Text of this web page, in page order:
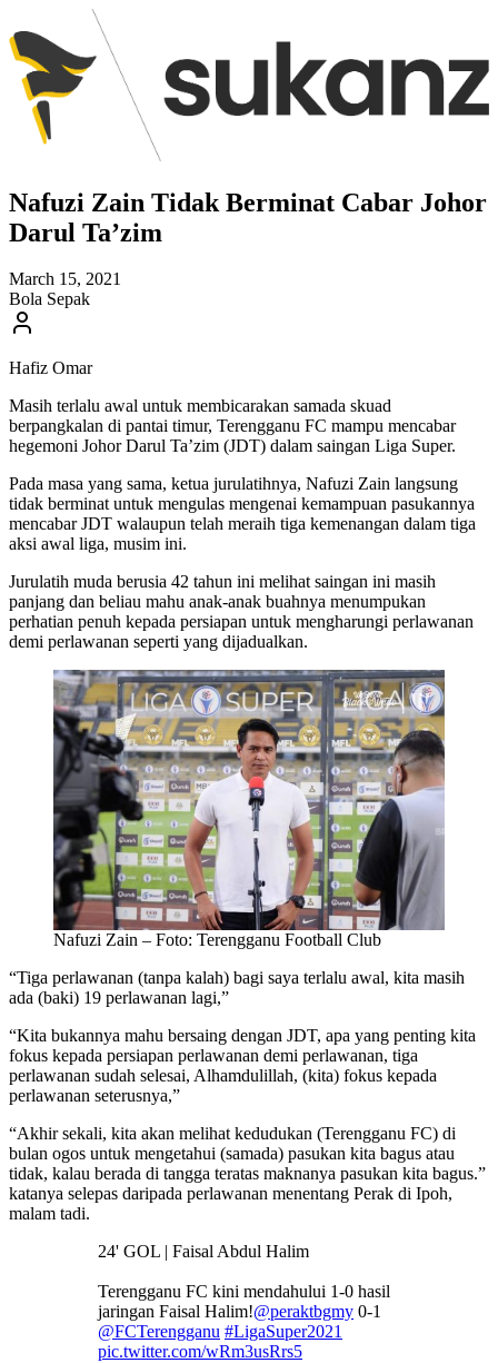
Nafuzi Zain Tidak Berminat Cabar Johor
Darul Ta’zim
March 15, 2021
Bola Sepak
Hafiz Omar
Masih terlalu awal untuk membicarakan samada skuad
berpangkalan di pantai timur, Terengganu FC mampu mencabar
hegemoni Johor Darul Ta’zim (JDT) dalam saingan Liga Super.
Pada masa yang sama, ketua jurulatihnya, Nafuzi Zain langsung
tidak berminat untuk mengulas mengenai kemampuan pasukannya
mencabar JDT walaupun telah meraih tiga kemenangan dalam tiga
aksi awal liga, musim ini.
Jurulatih muda berusia 42 tahun ini melihat saingan ini masih
panjang dan beliau mahu anak-anak buahnya menumpukan
perhatian penuh kepada persiapan untuk mengharungi perlawanan
demi perlawanan seperti yang dijadualkan.
Nafuzi Zain – Foto: Terengganu Football Club
“Tiga perlawanan (tanpa kalah) bagi saya terlalu awal, kita masih
ada (baki) 19 perlawanan lagi,”
“Kita bukannya mahu bersaing dengan JDT, apa yang penting kita
fokus kepada persiapan perlawanan demi perlawanan, tiga
perlawanan sudah selesai, Alhamdulillah, (kita) fokus kepada
perlawanan seterusnya,”
“Akhir sekali, kita akan melihat kedudukan (Terengganu FC) di
bulan ogos untuk mengetahui (samada) pasukan kita bagus atau
tidak, kalau berada di tangga teratas maknanya pasukan kita bagus.”
katanya selepas daripada perlawanan menentang Perak di Ipoh,
malam tadi.
24' GOL | Faisal Abdul Halim
Terengganu FC kini mendahului 1-0 hasil
jaringan Faisal Halim!@peraktbgmy 0-1
@FCTerengganu #LigaSuper2021
pic.twitter.com/wRm3usRrs5